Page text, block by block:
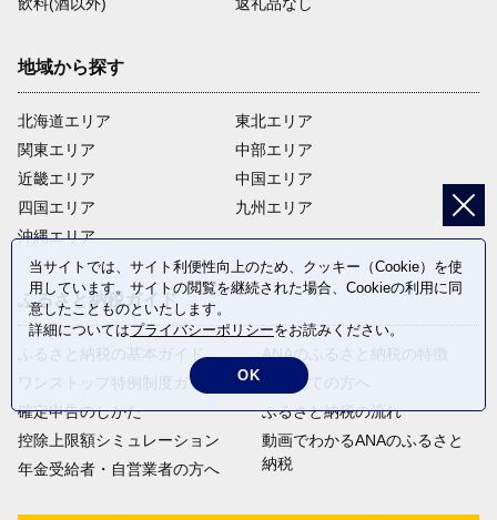
地域から探す
北海道エリア
関東エリア
近畿エリア
四国エリア
沖縄エリア
東北エリア
中部エリア
中国エリア
九州エリア
ふるさと納税ガイド
ふるさと納税の基本ガイド
ワンストップ特例制度ガイド
確定申告のしかた
控除上限額シミュレーション
年金受給者・自営業者の方へ
ANAのふるさと納税の特徴
はじめての方へ
ふるさと納税の流れ
動画でわかるANAのふるさと
納税
当サイトでは、サイト利便性向上のため、クッキー（Cookie）を使
用しています。サイトの閲覧を継続された場合、Cookieの利用に同
意したことものといたします。
詳細についてはプライバシーポリシーをお読みください。
OK